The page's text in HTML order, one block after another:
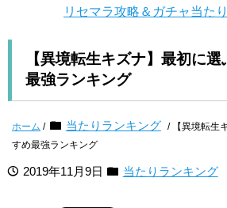
リセマラ攻略＆ガチャ当た
【異境転生キズナ】最初に
最強ランキング
ホーム / 当たりランキング / 【異境転生
すめ最強ランキング
2019年11月9日 当たりランキング